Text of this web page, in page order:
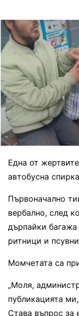
Една от
автобусна
Първоначално
вербално, след
дърпайки багажа
ритници и
Момчетата са
„Моля,
публикацията
Става въпрос за